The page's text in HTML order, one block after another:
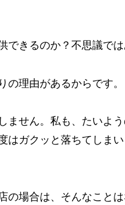
できるのか？不思議で
の理由があるからです。
ません。私も、たいよ
はガクッと落ちてしま
の場合は、そんなこと